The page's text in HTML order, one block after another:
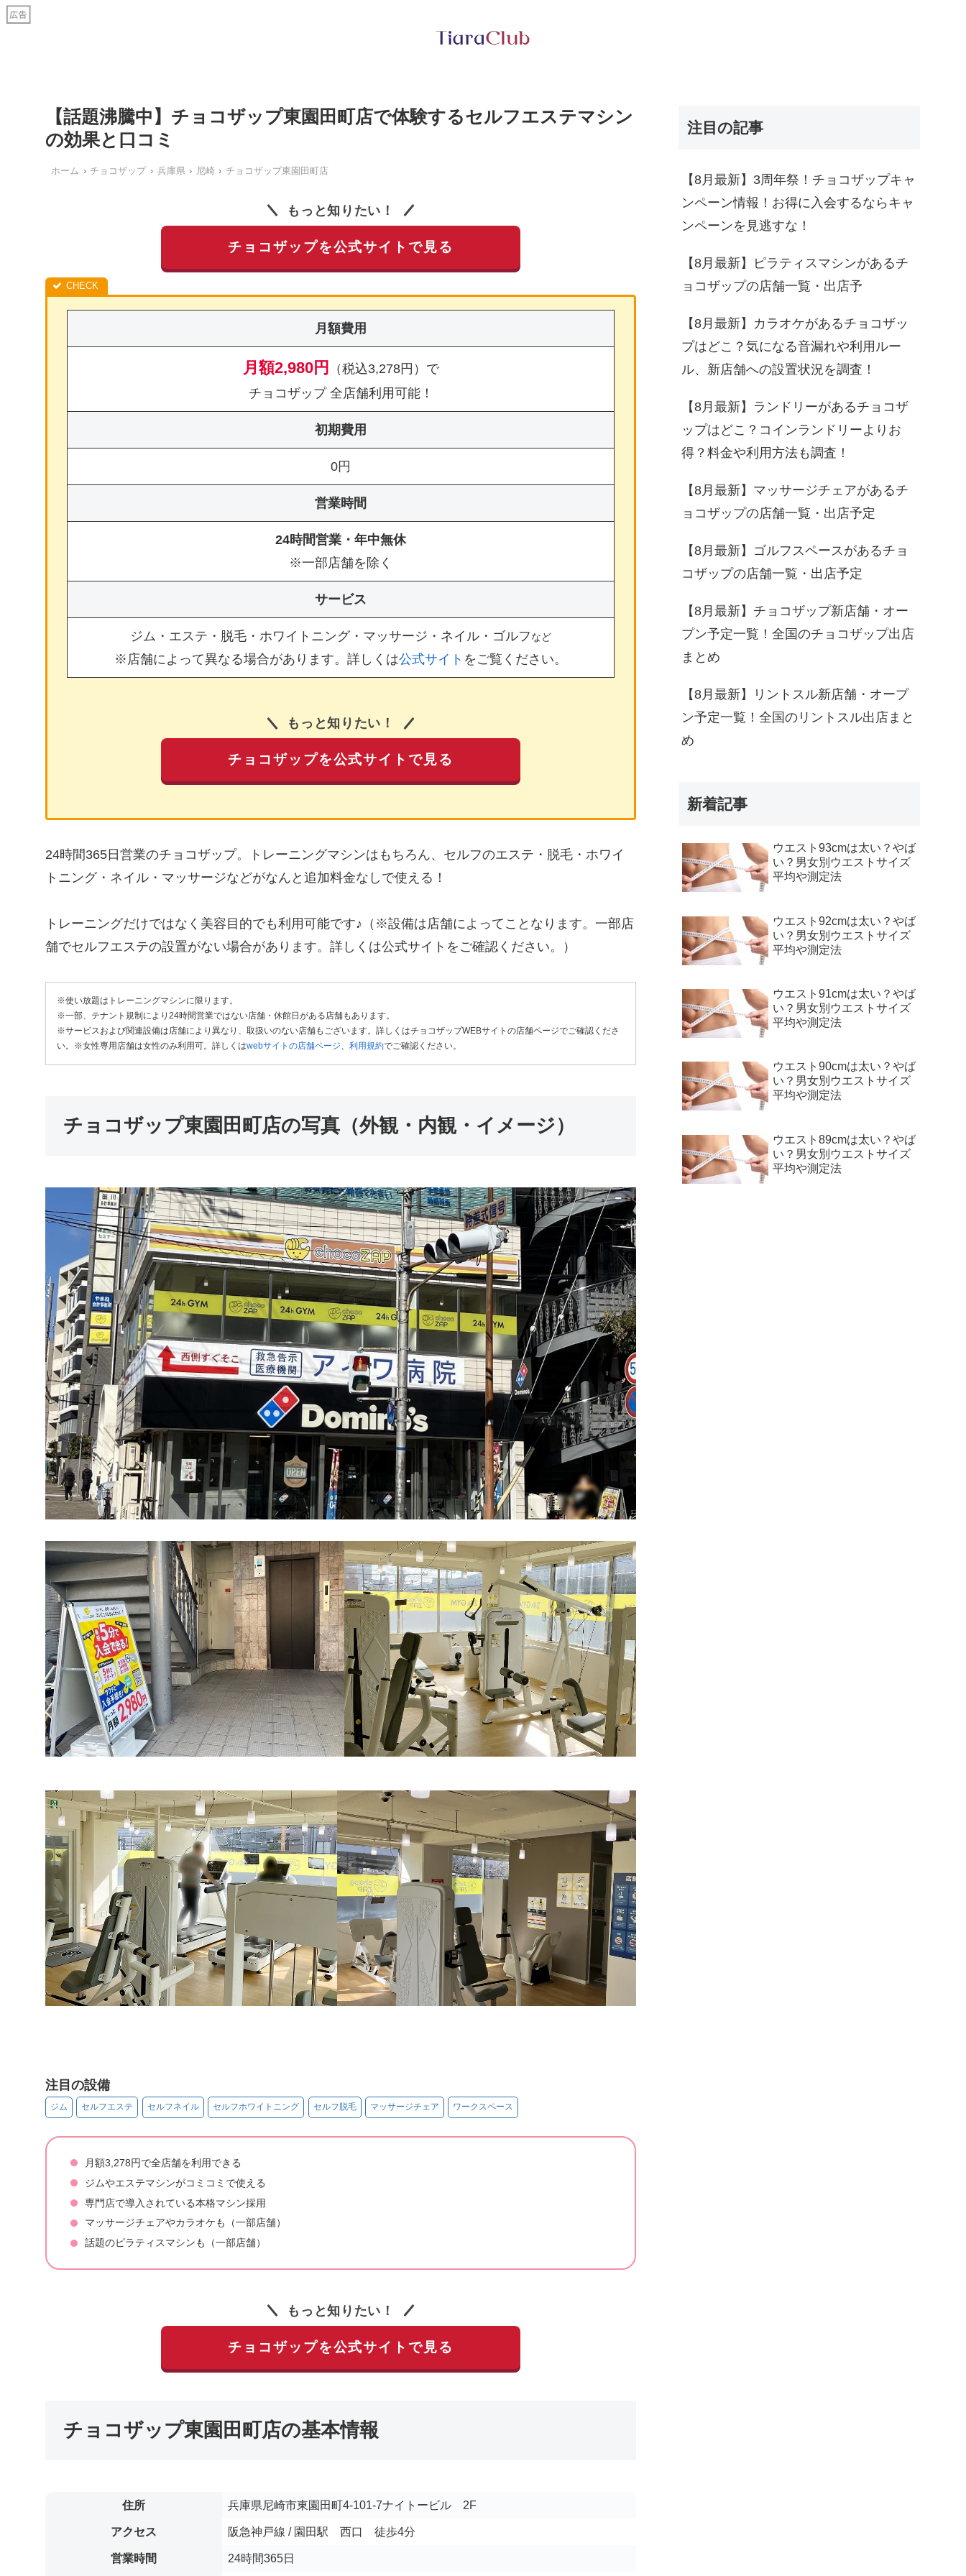
【話題沸騰中】チョコザップ東園田町店で体験するセルフエステマシン
の効果と口コミ
ホーム チョコザップ 兵庫県 尼崎 チョコザップ東園田町店
もっと知りたい！
チョコザップを公式サイトで見る
月額費用
月額2,980円
（税込3,278円）で
チョコザップ 全店舗利用可能！
初期費用
0円
営業時間
24時間営業・年中無休
※一部店舗を除く
サービス
ジム・エステ・脱毛・ホワイトニング・マッサージ・ネイル・ゴルフなど
※店舗によって異なる場合があります。詳しくは公式サイト をご覧ください。
もっと知りたい！
チョコザップを公式サイトで見る
24時間365日営業のチョコザップ。トレーニングマシンはもちろん、セルフのエステ・脱毛・ホワイ
トニング・ネイル・マッサージなどがなんと追加料金なしで使える！
トレーニングだけではなく美容目的でも利用可能です♪（※設備は店舗によってことなります。一部店
舗でセルフエステの設置がない場合があります。詳しくは公式サイトをご確認ください。）
※使い放題はトレーニングマシンに限ります。
※一部、テナント規制により24時間営業ではない店舗・休館日がある店舗もあります。
※サービスおよび関連設備は店舗により異なり、取扱いのない店舗もございます。詳しくはチョコザップWEBサイトの店舗ページでご確認くださ
い。※女性専用店舗は女性のみ利用可。詳しくはwebサイトの店舗ページ 利用規約でご確認ください。
チョコザップ東園田町店の写真（外観・内観・イメージ）
注目の設備
ジム セルフエステ セルフネイル セルフホワイトニング セルフ脱毛 マッサージチェア ワークスペース
月額3,278円で全店舗を利用できる
ジムやエステマシンがコミコミで使える
専門店で導入されている本格マシン採用
マッサージチェアやカラオケも（一部店舗）
話題のピラティスマシンも（一部店舗）
もっと知りたい！
チョコザップを公式サイトで見る
チョコザップ東園田町店の基本情報
住所 兵庫県尼崎市東園田町4-101-7ナイトービル 2F
アクセス 阪急神戸線 / 園田駅 西口 徒歩4分
営業時間 24時間365日
注目の記事
【8月最新】3周年祭！チョコザップキャ
ンペーン情報！お得に入会するならキャ
ンペーンを見逃すな！
【8月最新】ピラティスマシンがあるチ
ョコザップの店舗一覧・出店予
【8月最新】カラオケがあるチョコザッ
プはどこ？気になる音漏れや利用ルー
ル、新店舗への設置状況を調査！
【8月最新】ランドリーがあるチョコザ
ップはどこ？コインランドリーよりお
得？料金や利用方法も調査！
【8月最新】マッサージチェアがあるチ
ョコザップの店舗一覧・出店予定
【8月最新】ゴルフスペースがあるチョ
コザップの店舗一覧・出店予定
【8月最新】チョコザップ新店舗・オー
プン予定一覧！全国のチョコザップ出店
まとめ
【8月最新】リントスル新店舗・オープ
ン予定一覧！全国のリントスル出店まと
め
新着記事
ウエスト93cmは太い？やば
い？男女別ウエストサイズ
平均や測定法
ウエスト92cmは太い？やば
い？男女別ウエストサイズ
平均や測定法
ウエスト91cmは太い？やば
い？男女別ウエストサイズ
平均や測定法
ウエスト90cmは太い？やば
い？男女別ウエストサイズ
平均や測定法
ウエスト89cmは太い？やば
い？男女別ウエストサイズ
平均や測定法